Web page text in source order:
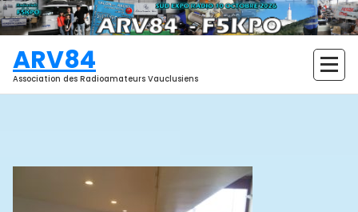
Aller
au
contenu
ARV84
Association des Radioamateurs Vauclusiens